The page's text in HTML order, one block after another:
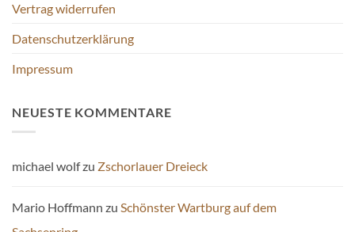
Vertrag widerrufen
Datenschutzerklärung
Impressum
NEUESTE KOMMENTARE
michael wolfzu Zschorlauer Dreieck
Mario Hoffmann zu Schönster Wartburg auf dem